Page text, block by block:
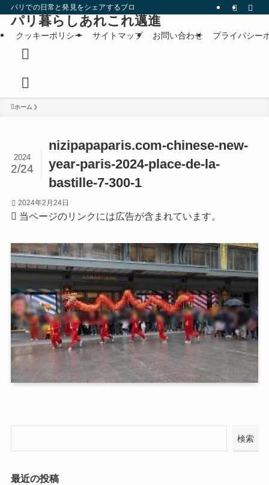
パリでの日常と発見をシェアするブログです。
パリ暮らしあれこれ邁進
クッキーポリシー サイトマップ お問い合わせ プライバシー
ホーム
nizipapaparis.com-chinese-new-
year-paris-2024-place-de-la-
bastille-7-300-1
2024
2/24
2024年2月24日
当ページのリンクには広告が含まれています。
検索
最近の投稿